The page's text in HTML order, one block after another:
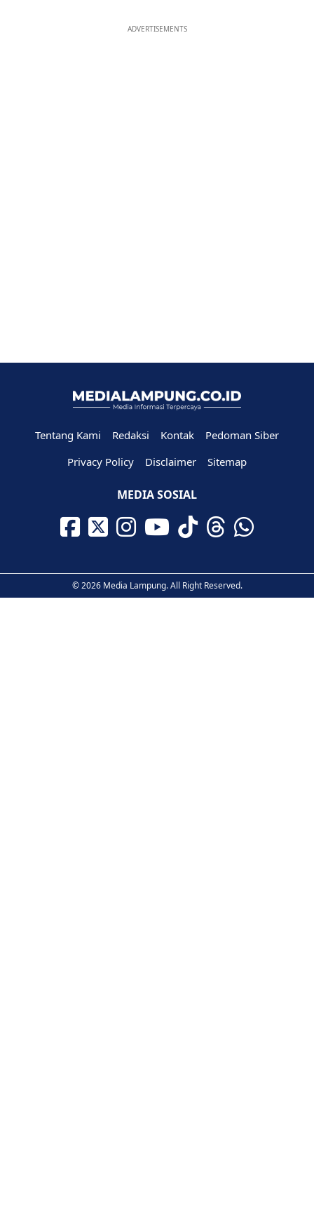
ADVERTISEMENTS
Tentang Kami Redaksi Kontak
Pedoman Siber
Privacy Policy
Disclaimer Sitemap
MEDIA SOSIAL
© 2026 Media Lampung. All Right Reserved.